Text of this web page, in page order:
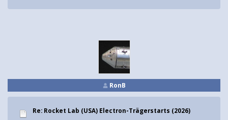
RonB
Re: Rocket Lab (USA) Electron-Trägerstarts (2026)